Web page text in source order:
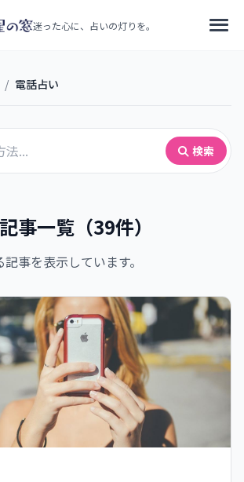
迷った心に、占いの灯りを。
/ 電話占い
検索
事一覧（39件）
事を表示しています。